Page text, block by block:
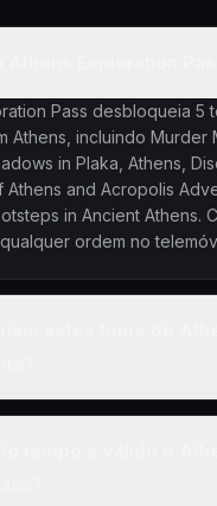
Pass desbloqueia 5
Athens, incluindo Murder
in Plaka, Athens,
Athens and Acropolis
in Ancient Athens.
ordem no